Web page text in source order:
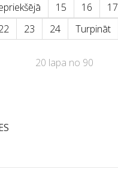
15 16 17
23 24 Turpināt
20 lapa no 90